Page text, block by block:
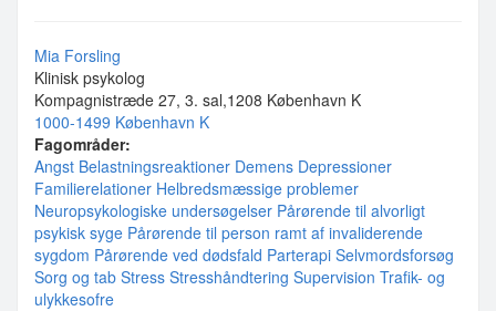
Mia Forsling
Klinisk psykolog
Kompagnistræde 27, 3. sal,1208 København K
1000-1499 København K
Fagområder:
Angst Belastningsreaktioner Demens Depressioner
Familierelationer Helbredsmæssige problemer
Neuropsykologiske undersøgelser Pårørende til alvorligt
psykisk syge Pårørende til person ramt af invaliderende
sygdom Pårørende ved dødsfald Parterapi Selvmordsforsøg
Sorg og tab Stress Stresshåndtering Supervision Trafik- og
ulykkesofre